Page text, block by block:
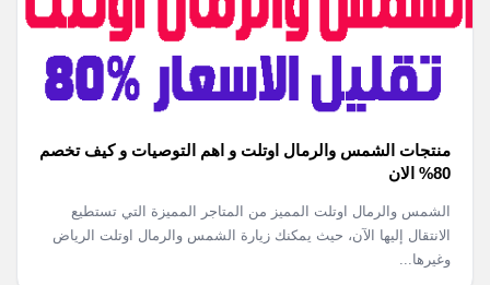
منتجات الشمس والرمال اوتلت و اهم التوصيات و كيف تخصم
80% الان
الشمس والرمال اوتلت المميز من المتاجر المميزة التي تستطيع
الانتقال إليها الآن، حيث يمكنك زيارة الشمس والرمال اوتلت الرياض
وغيرها...